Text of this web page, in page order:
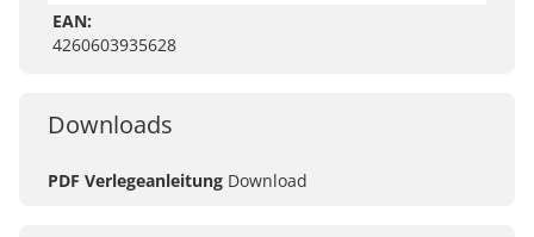
EAN:
4260603935628
Downloads
PDF Verlegeanleitung Download